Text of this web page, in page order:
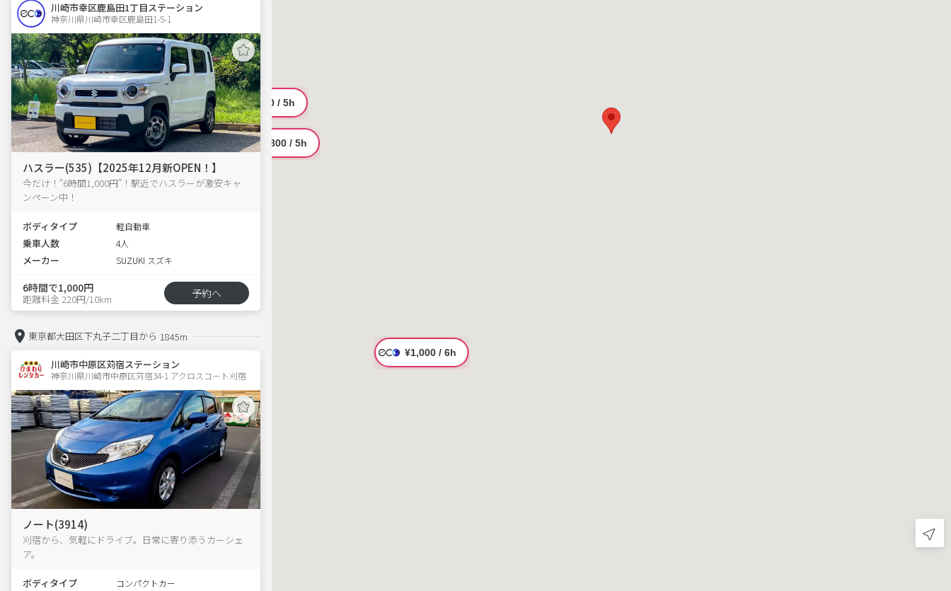
川崎市幸区鹿島田1丁目ステーション
神奈川県川崎市幸区鹿島田1-5-1
ハスラー(535)【2025年12月新OPEN！】
今だけ！“6時間1,000円”！駅近でハスラーが激安キャ
ンペーン中！
ボディタイプ 軽自動車
乗車人数 4人
メーカー SUZUKI スズキ
6時間で1,000円
距離料金 220円/10km 予約へ
東京都大田区下丸子二丁目から 1845m
川崎市中原区苅宿ステーション
神奈川県川崎市中原区苅宿34-1 アクロスコート刈宿
ノート(3914)
刈宿から、気軽にドライブ。日常に寄り添うカーシェ
ア。
ボディタイプ コンパクトカー